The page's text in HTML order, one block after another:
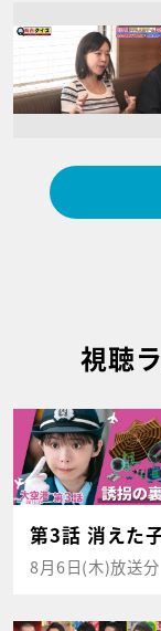
視聴
第3話 消えた
8月6日(木)放送分